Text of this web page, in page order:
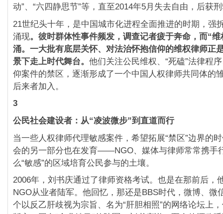
动”、“六四静思节”等，直至2014年5月失去自由，后获
21世纪头十年，是中国城市化进程全面推进的时期，强
涌现。彼时群体性事件频发，调查记者疲于奔命，而“维
涌。一大批有底层关怀、对法治怀抱信仰的维权律师正
景下走上时代舞台。 他们关注公民维权、“死磕”法律程
仰案件的禁区，逐渐形成了一个中国人权律师共同体的
后来者加入。
3
公民社会建设者：从“凌波微步”到直道而行
当一些人权律师代理敏感案件，希望拓展“禁区”边界的
会的另一部分也在发育——NGO、媒体与律师常常携手
么“敏感”的区域培育公民参与的土壤。
2006年，刘书庆通过了律师资格考试。也是在那前后，
NGO从业者陆军。他回忆，那还是BBS时代，微博、微
个以反乙肝歧视为宗旨、名为“肝胆相照”的网络论坛上